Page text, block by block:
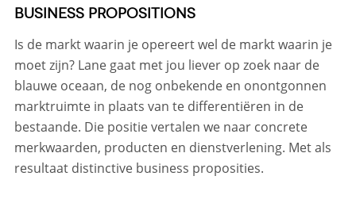
BUSINESS PROPOSITIONS
Is de markt waarin je opereert wel de markt waarin je
moet zijn? Lane gaat met jou liever op zoek naar de
blauwe oceaan, de nog onbekende en onontgonnen
marktruimte in plaats van te differentiëren in de
bestaande. Die positie vertalen we naar concrete
merkwaarden, producten en dienstverlening. Met als
resultaat distinctive business proposities.